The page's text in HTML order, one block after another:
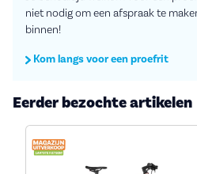
niet nodig om een afspraak te
binnen!
Kom langs voor een proefrit
Eerder bezochte artikelen